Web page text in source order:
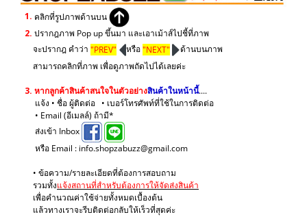
1. คลิกที่รูปภาพด้านบน
2. ปรากฎภาพ Pop up ขึ้นมา และเอาเม้าส์ไปชี้ที่ภาพ
จะปรากฎ คำว่า "PREV" หรือ"NEXT"
ด้านบนภาพ
สามารถคลิกที่ภาพ เพื่อดูภาพถัดไปได้เลยค่ะ
3. หากลูกค้าสินค้าสนใจในตัวอย่างสินค้าในหน้านี้....
แจ้ง • ชื่อ ผู้ติดต่อ • เบอร์โทรศัพท์ที่ใช้ในการติดต่อ
• Email (อีเมลล์) ถ้ามี*
ส่งเข้า Inbox
หรือ Email : info.shopzabuzz@gmail.com
• ข้อความ/รายละเอียดที่ต้องการสอบถาม
รวมทั้งแจ้งสถานที่สำหรับต้องการให้จัดส่งสินค้า
เพื่อคำนวณค่าใช้จ่ายทั้งหมดเบื้องต้น
แล้วทางเราจะรีบติดต่อกลับให้เร็วที่สุดค่ะ